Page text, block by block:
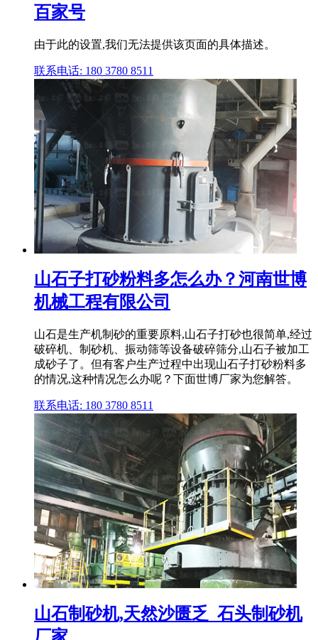
百家号
由于此的设置,我们无法提供该页面的具体描述。
联系电话: 180 3780 8511
山石子打砂粉料多怎么办？河南世博
机械工程有限公司
山石是生产机制砂的重要原料,山石子打砂也很简单,经过
破碎机、制砂机、振动筛等设备破碎筛分,山石子被加工
成砂子了。但有客户生产过程中出现山石子打砂粉料多
的情况,这种情况怎么办呢？下面世博厂家为您解答。
联系电话: 180 3780 8511
山石制砂机,天然沙匮乏_石头制砂机